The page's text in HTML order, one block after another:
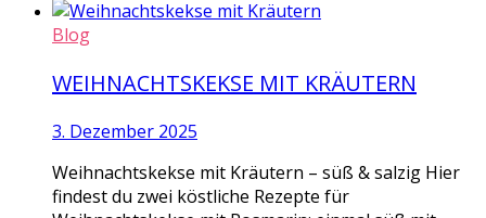
Blog
WEIHNACHTSKEKSE MIT KRÄUTERN
3. Dezember 2025
Weihnachtskekse mit Kräutern – süß & salzig Hier
findest du zwei köstliche Rezepte für